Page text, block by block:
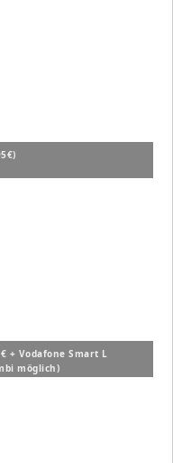
+ Vodafone Smart L
möglich)